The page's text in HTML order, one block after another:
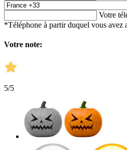
Votre
*Téléphone à partir duquel vous avez
Votre note:
5/5